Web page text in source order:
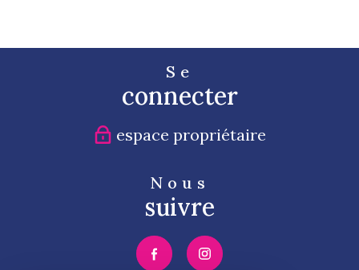
Se
connecter
espace propriétaire
Nous
suivre